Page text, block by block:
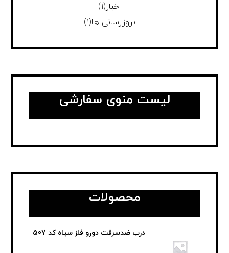
اخبار(1)
بروزرسانی ها(1)
لیست منوی سفارشی
محصولات
درب ضدسرقت دورو فلز سیاه کد 507